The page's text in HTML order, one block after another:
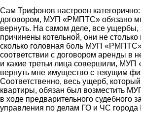
Сам Трифонов настроен категорично:
договором, МУП «РМПТС» обязано
вернуть. На самом деле, все ущербы,
причинены котельной, они не
сколько головная боль МУП
соответствии с договором аренды в
и какие третьи лица совершили,
вернуть мне имущество с текущим
Соответственно, весь ущерб,
квартиры, обязан был возместить
в ходе предварительного судебного
управления по делам ГО и ЧС города